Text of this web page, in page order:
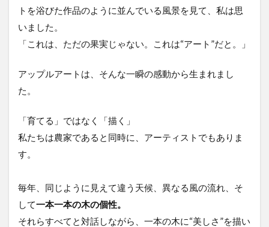
トを浴びた作品のように並んでいる風景を見て、私は思
いました。
「これは、ただの果実じゃない。これは“アート”だと。」
アップルアートは、そんな一瞬の感動から生まれまし
た。
「育てる」ではなく「描く」
私たちは農家であると同時に、アーティストでもありま
す。
毎年、同じように見えて違う天候、異なる風の流れ、そ
して一本一本の木の個性。
それらすべてと対話しながら、一本の木に“美しさ”を描い